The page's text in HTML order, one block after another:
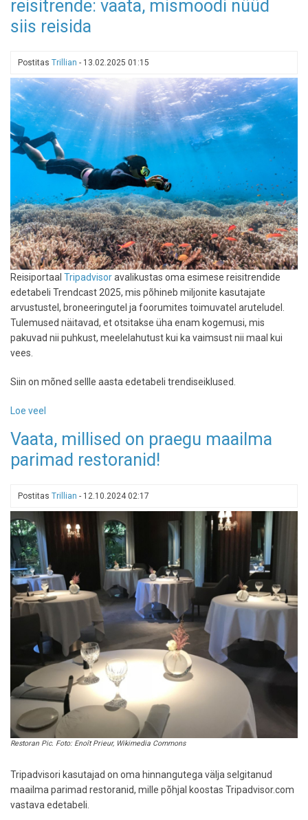
neljas
väljaanne
avalikkuse
ette:
Eesti
parimad
restod
selgunud
reisitrende: vaata, mismoodi nüüd
siis reisida
Postitas Trillian - 13.02.2025 01:15
Reisiportaal Tripadvisoravalikustas oma esimese reisitrendide
edetabeli Trendcast 2025, mis põhineb miljonite kasutajate
arvustustel, broneeringutel ja foorumites toimuvatel aruteludel.
Tulemused näitavad, et otsitakse üha enam kogemusi, mis
pakuvad nii puhkust, meelelahutust kui ka vaimsust nii maal kui
vees.
Siin on mõned sellle aasta edetabeli trendiseiklused.
Loe veel
ennustab
esimest
vaata,
mismoodi
nüüd
siis
reisida
Vaata, millised on praegu maailma
parimad restoranid!
Postitas Trillian - 12.10.2024 02:17
Restoran Pic. Foto: Enoît Prieur, Wikimedia Commons
Tripadvisori kasutajad on oma hinnangutega välja selgitanud
maailma parimad restoranid, mille põhjal koostas Tripadvisor.com
vastava edetabeli.